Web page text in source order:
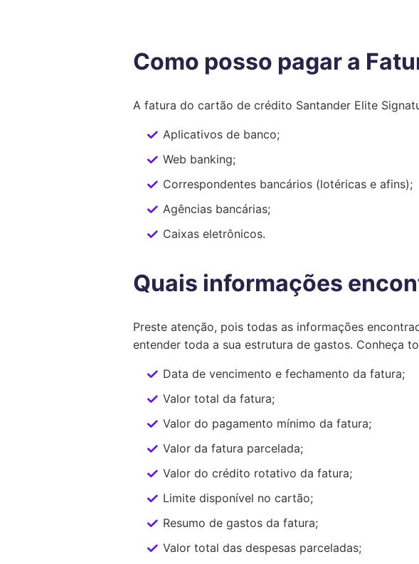
Como posso pagar a
A fatura do cartão de crédito Santander Elite
Aplicativos de banco;
Web banking;
Correspondentes bancários (lotéricas e afins);
Agências bancárias;
Caixas eletrônicos.
Quais informações
Preste atenção, pois todas as informações
entender toda a sua estrutura de gastos. Conheça
Data de vencimento e fechamento da fatura;
Valor total da fatura;
Valor do pagamento mínimo da fatura;
Valor da fatura parcelada;
Valor do crédito rotativo da fatura;
Limite disponível no cartão;
Resumo de gastos da fatura;
Valor total das despesas parceladas;